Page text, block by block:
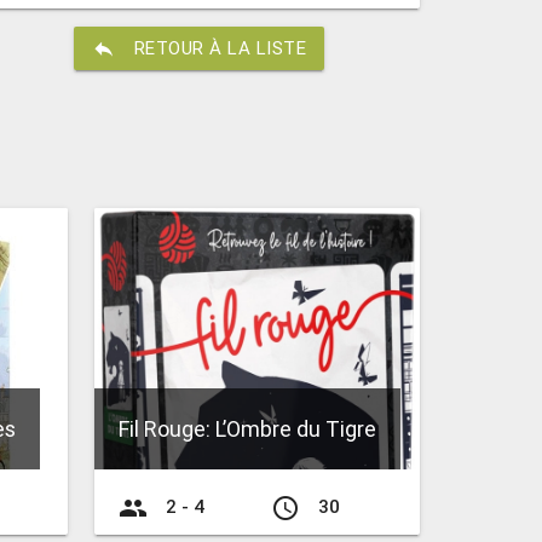
reply RETOUR À LA LISTE
Fil Rouge: L’Ombre du Tigre
group 2 - 4 access_time 30